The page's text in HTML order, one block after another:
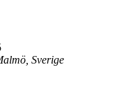
Sverige